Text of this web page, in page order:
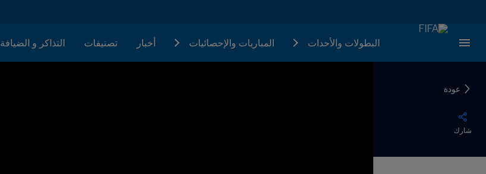
البطولات والأحدات المباريات والإحصائيات أخبار تصنيفات التذاكر و الضيافة
عودة
شارك